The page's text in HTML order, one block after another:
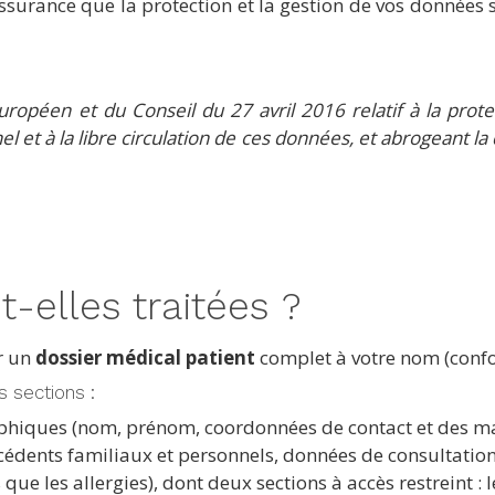
et du Conseil du 27 avril 2016 relatif à la
et à la libre circulation de ces données, et abrogeant la
elles traitées ?
un dossier médical patient complet à votre nom
sections :
(nom, prénom, coordonnées de contact et des
familiaux et personnels, données de
les allergies), dont deux sections à accès restreint